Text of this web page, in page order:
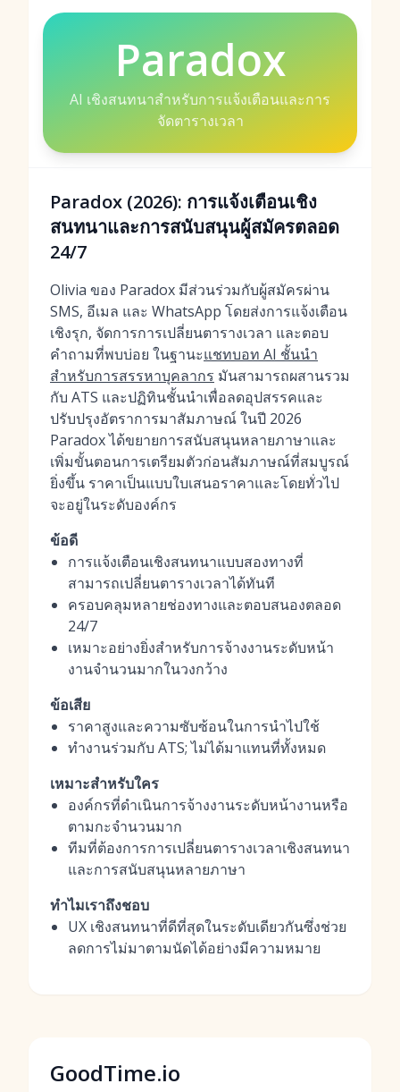
Paradox
AI เชิงสนทนาสำหรับการแจ้งเตือนและการ
จัดตารางเวลา
Paradox (2026): การแจ้งเตือนเชิง
สนทนาและการสนับสนุนผู้สมัครตลอด
24/7
Olivia ของ Paradox มีส่วนร่วมกับผู้สมัครผ่าน
SMS, อีเมล และ WhatsApp โดยส่งการแจ้งเตือน
เชิงรุก, จัดการการเปลี่ยนตารางเวลา และตอบ
คำถามที่พบบ่อย ในฐานะแชทบอท AI ชั้นนำ
สำหรับการสรรหาบุคลากร มันสามารถผสานรวม
กับ ATS และปฏิทินชั้นนำเพื่อลดอุปสรรคและ
ปรับปรุงอัตราการมาสัมภาษณ์ ในปี 2026
Paradox ได้ขยายการสนับสนุนหลายภาษาและ
เพิ่มขั้นตอนการเตรียมตัวก่อนสัมภาษณ์ที่สมบูรณ์
ยิ่งขึ้น ราคาเป็นแบบใบเสนอราคาและโดยทั่วไป
จะอยู่ในระดับองค์กร
ข้อดี
การแจ้งเตือนเชิงสนทนาแบบสองทางที่
สามารถเปลี่ยนตารางเวลาได้ทันที
ครอบคลุมหลายช่องทางและตอบสนองตลอด
24/7
เหมาะอย่างยิ่งสำหรับการจ้างงานระดับหน้า
งานจำนวนมากในวงกว้าง
ข้อเสีย
ราคาสูงและความซับซ้อนในการนำไปใช้
ทำงานร่วมกับ ATS; ไม่ได้มาแทนที่ทั้งหมด
เหมาะสำหรับใคร
องค์กรที่ดำเนินการจ้างงานระดับหน้างานหรือ
ตามกะจำนวนมาก
ทีมที่ต้องการการเปลี่ยนตารางเวลาเชิงสนทนา
และการสนับสนุนหลายภาษา
ทำไมเราถึงชอบ
UX เชิงสนทนาที่ดีที่สุดในระดับเดียวกันซึ่งช่วย
ลดการไม่มาตามนัดได้อย่างมีความหมาย
GoodTime.io